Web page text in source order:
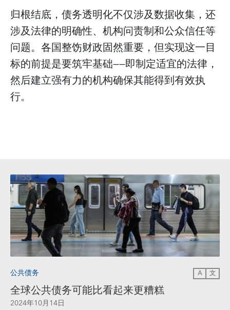
归根结底，债务透明化不仅涉及数据收集，还
涉及法律的明确性、机构问责制和公众信任等
问题。各国整饬财政固然重要，但实现这一目
标的前提是要筑牢基础——即制定适宜的法律，
然后建立强有力的机构确保其能得到有效执
行。
公共债务 A 文
全球公共债务可能比看起来更糟糕
2024年10月14日